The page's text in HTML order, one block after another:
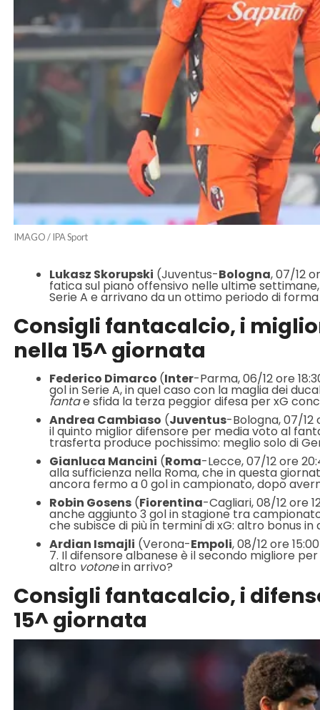
IMAGO / IPA Sport
Lukasz Skorupski (Juventus-Bologna, 07/12
fatica sul piano offensivo nelle ultime
Serie A e arrivano da un ottimo periodo di
Consigli fantacalcio, i
nella 15^ giornata
Federico Dimarco (Inter-Parma, 06/12 ore
gol in Serie A, in quel caso con la maglia dei
fantae sfida la terza peggior difesa per xG
Andrea Cambiaso (Juventus-Bologna, 07/12
il quinto miglior difensore per media voto al
trasferta produce pochissimo: meglio solo di
Gianluca Mancini (Roma-Lecce, 07/12 ore
alla sufficienza nella Roma, che in questa
ancora fermo a 0 gol in campionato, dopo
Robin Gosens(Fiorentina-Cagliari, 08/12 ore
anche aggiunto 3 gol in stagione tra
che subisce di più in termini di xG: altro bonus in
Ardian Ismajli (Verona-Empoli, 08/12 ore
7. Il difensore albanese è il secondo migliore
altro votonein arrivo?
Consigli fantacalcio, i
15^ giornata